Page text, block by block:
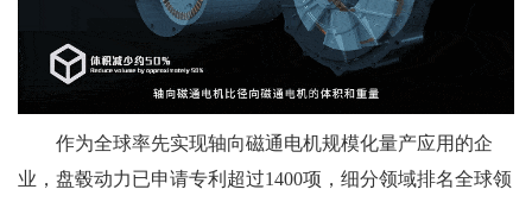
作为全球率先实现轴向磁通电机规模化量产应用的企
业，盘毂动力已申请专利超过1400项，细分领域排名全球领